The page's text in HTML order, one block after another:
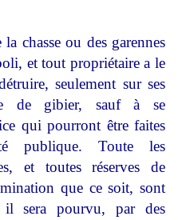
chasse ou des garennes
et tout propriétaire a le
seulement sur ses
de gibier, sauf à se
qui pourront être faites
publique. Toute les
et toutes réserves de
que ce soit, sont
il sera pourvu, par des